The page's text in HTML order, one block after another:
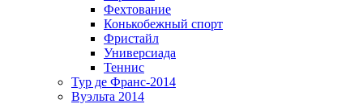
Фехтование
Конькобежный спорт
Фристайл
Универсиада
Теннис
Тур де Франс-2014
Вуэльта 2014